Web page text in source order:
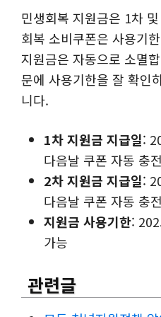
민생회복 지원금은 1차
회복 소비쿠폰은 사용기
지원금은 자동으로 소멸
문에 사용기한을 잘 확인
니다.
1차 지원금 지급일:
다음날 쿠폰 자동 충전
2차 지원금 지급일:
다음날 쿠폰 자동 충전
지원금 사용기한:
가능
관련글